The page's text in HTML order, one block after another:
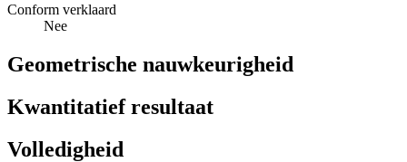
Conform verklaard
Nee
Geometrische nauwkeurigheid
Kwantitatief resultaat
Volledigheid